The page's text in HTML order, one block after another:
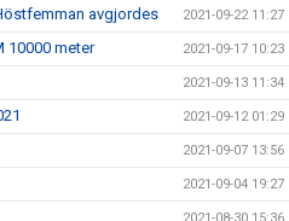
avgjordes 2021-09-22 11:27
10000 meter 2021-09-17 10:23
2021-09-13 11:34
2021-09-12 01:29
2021-09-07 13:56
2021-09-04 19:27